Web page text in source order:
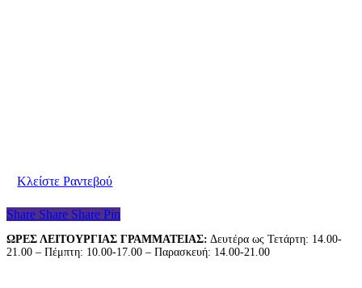
Κλείστε Ραντεβού
Share Share Share Pin
ΩΡΕΣ ΛΕΙΤΟΥΡΓΙΑΣ ΓΡΑΜΜΑΤΕΙΑΣ: Δευτέρα ως Τετάρτη: 14.00-
21.00 – Πέμπτη: 10.00-17.00 – Παρασκευή: 14.00-21.00